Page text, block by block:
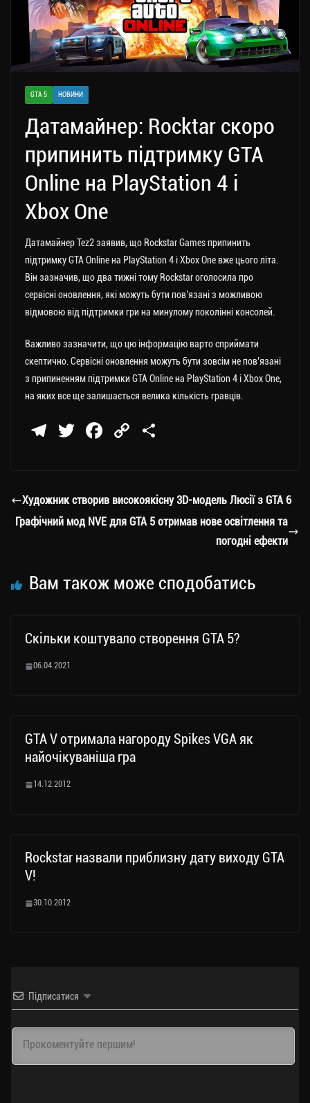
GTA 5 НОВИНИ
Датамайнер: Rocktar скоро
припинить підтримку GTA
Online на PlayStation 4 і
Xbox One
Датамайнер Tez2 заявив, що Rockstar Games припинить
підтримку GTA Online на PlayStation 4 і Xbox One вже цього літа.
Він зазначив, що два тижні тому Rockstar оголосила про
сервісні оновлення, які можуть бути пов’язані з можливою
відмовою від підтримки гри на минулому поколінні консолей.
Важливо зазначити, що цю інформацію варто сприймати
скептично. Сервісні оновлення можуть бути зовсім не пов’язані
з припиненням підтримки GTA Online на PlayStation 4 і Xbox One,
на яких все ще залишається велика кількість гравців.
Te
a
m
T
er
Fa
ok
C
Li
nk
ли
ти
Художник створив високоякісну 3D-модель Люсії з GTA 6
Графічний мод NVE для GTA 5 отримав нове освітлення та
погодні ефекти
Вам також може сподобатись
Скільки коштувало створення GTA 5?
06.04.2021
GTA V отримала нагороду Spikes VGA як
найочікуваніша гра
14.12.2012
Rockstar назвали приблизну дату виходу GTA
V!
30.10.2012
Підписатися